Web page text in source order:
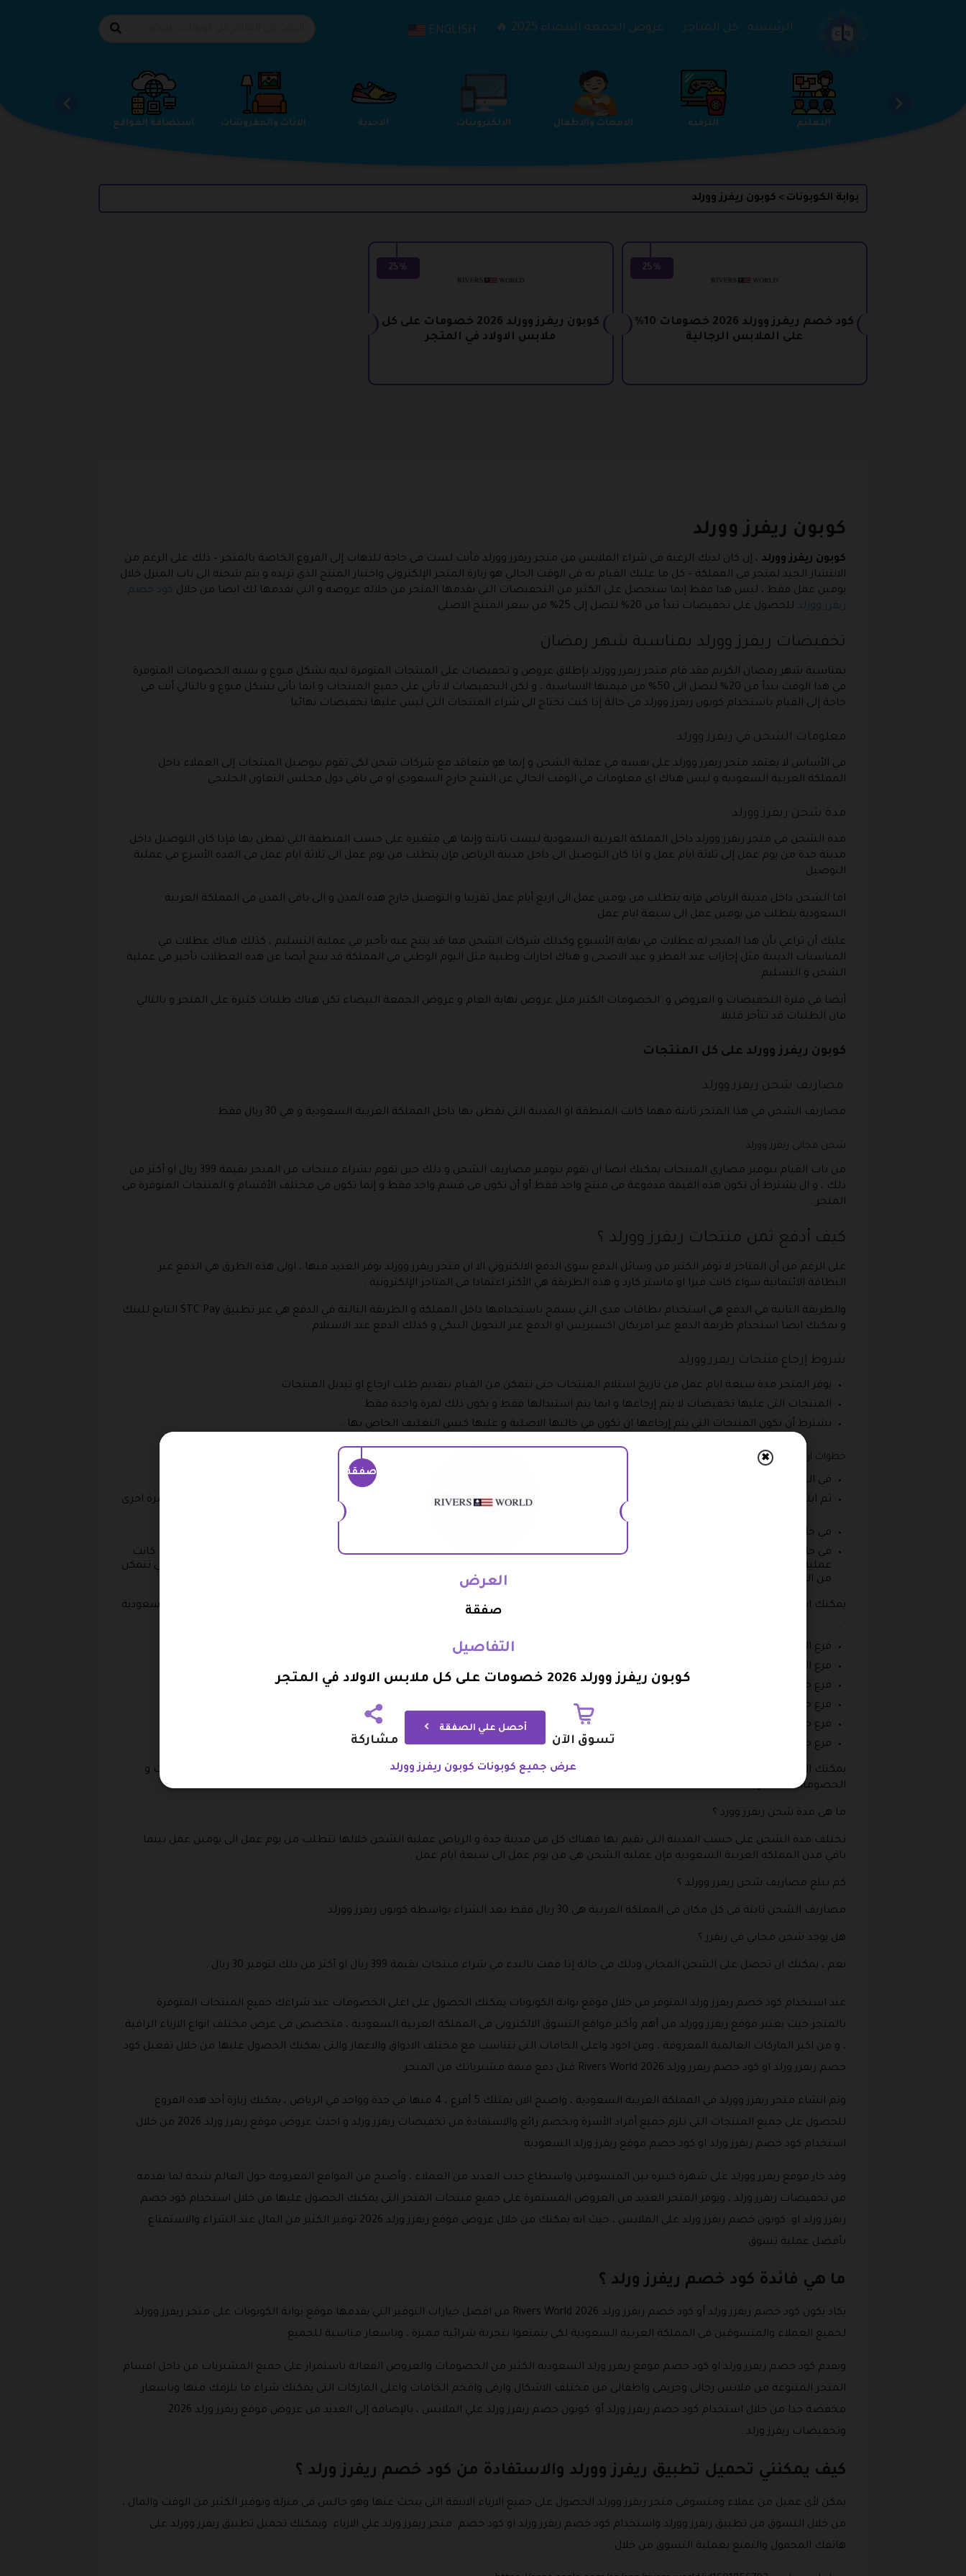
الرئيسية كل المتاجر عروض الجمعة البيضاء 2025 🔥 ENGLISH
استضافة المواقع الاثاث والمفروشات الاحذية الالكترونيات الامهات والاطفال الترفيه التعليم الجمال والعناية الخدمات
بوابة الكوبونات > كوبون ريفرز وورلد
25%
كود خصم ريفرز وورلد 2026 خصومات 10%
على الملابس الرجالية
25%
كوبون ريفرز وورلد 2026 خصومات على كل
ملابس الاولاد في المتجر
كوبون ريفرز وورلد
كوبون ريفرز وورلد ، إن كان لديك الرغبة في شراء الملابس من متجر ريفرز وورلد فأنت لست في حاجة للذهاب إلى الفروع الخاصة بالمتجر – ذلك على الرغم من
الانتشار الجيد لمتجر في المملكة – كل ما عليك القيام به في الوقت الحالي هو زيارة المتجر الإلكتروني واختيار المنتج الذي تريده و يتم شحنه الى باب المنزل خلال
يومين عمل فقط ، ليس هذا فقط إنما ستحصل على الكثير من التخفيضات التي يقدمها المتجر من خلاله عروضه و التي نقدمها لك ايضا من خلال كود خصم
ريفرز وورلد للحصول على تخفيضات تبدأ من 20% لتصل إلى 25% من سعر المنتج الاصلي .
تخفيضات ريفرز وورلد بمناسبة شهر رمضان
بمناسبة شهر رمضان الكريم فقد قام متجر ريفرز وورلد بإطلاق عروض و تخفيضات على المنتجات المتوفرة لديه بشكل منوع و نسبة الخصومات المتوفرة
في هذا الوقت تبدأ من 20% لتصل الى 50% من قيمتها الاساسية ، و لكن التخفيضات لا تأتي على جميع المنتجات و انما تأتي بشكل منوع و بالتالي أنت في
حاجة إلى القيام باستخدام كوبون ريفرز وورلد في حالة إذا كنت تحتاج الى شراء المنتجات التي ليس عليها تخفيضات نهائيا .
معلومات الشحن في ريفرز وورلد
في الأساس لا يعتمد متجر ريفرز وورلد على نفسه في عملية الشحن و إنما هو متعاقد مع شركات شحن لكي تقوم بتوصيل المنتجات إلى العملاء داخل
المملكة العربية السعودية و ليس هناك اي معلومات في الوقت الحالي عن الشح خارج السعودي او في باقي دول مجلس التعاون الخليجي .
مدة شحن ريفرز وورلد
مدة الشحن في متجر ريفرز وورلد داخل المملكة العربية السعودية ليست ثابتة وإنما هي متغيرة على حسب المنطقة التي تقطن بها فإذا كان التوصيل داخل
مدينة جدة من يوم عمل إلى ثلاثة ايام عمل و اذا كان التوصيل الى داخل مدينة الرياض فإن يتطلب من يوم عمل الى ثلاثة ايام عمل في المدة الأسرع في عملية
التوصيل .
اما الشحن داخل مدينة الرياض فإنه يتطلب من يومين عمل الى اربع أيام عمل تقريبا و التوصيل خارج هذه المدن و الى باقي المدن في المملكة العربية
السعودية يتطلب من يومين عمل الى سبعة ايام عمل .
عليك أن تراعي بأن هذا المتجر له عطلات في نهاية الأسبوع وكذلك شركات الشحن مما قد ينتج عنه تأخير في عملية التسليم ، كذلك هناك عطلات في
المناسبات الدينية مثل إجازات عيد الفطر و عيد الاضحى و هناك اجازات وطنية مثل اليوم الوطني في المملكة قد ينتج أيضا عن هذه العطلات تأخير في عملية
الشحن و التسليم .
أيضا في فترة التخفيضات و العروض و الخصومات الكثير مثل عروض نهاية العام و عروض الجمعة البيضاء تكن هناك طلبات كثيرة على المتجر و بالتالي
فان الطلبات قد تتأخر قليلا .
كوبون ريفرز وورلد على كل المنتجات
مصاريف شحن ريفرز وورلد
مصاريف الشحن في هذا المتجر ثابتة مهما كانت المنطقة او المدينة التي تقطن بها داخل المملكة العربية السعودية و هي 30 ريال فقط .
شحن مجاني ريفرز وورلد
من باب القيام بتوفير مصاري المنتجات يمكنك ايضا ان تقوم بتوفير مصاريف الشحن و ذلك حين تقوم بشراء منتجات من المتجر بقيمة 399 ريال او أكثر من
ذلك ، و ال يشترط أن تكون هذه القيمة مدفوعة في منتج واحد فقط أو أن تكون في قسم واحد فقط و إنما تكون في مختلف الأقسام و المنتجات المتوفرة في
المتجر .
كيف أدفع ثمن منتجات ريفرز وورلد ؟
على الرغم من أن المتاجر لا توفر الكثير من وسائل الدفع سوى الدفع الالكتروني الا ان متجر ريفرز وورلد يوفر العديد منها ، اولى هذه الطرق هي الدفع عبر
البطاقة الائتمانية سواء كانت فيزا او ماستر كارد و هذه الطريقة هي الأكثر اعتمادا في المتاجر الإلكترونية .
والطريقة الثانية في الدفع هي استخدام بطاقات مدى التي يسمح باستخدامها داخل المملكة و الطريقة الثالثة في الدفع هي عبر تطبيق STC Pay التابع للبنك
و يمكنك ايضا استخدام طريقة الدفع عبر امريكان اكسبريس او الدفع عبر التحويل البنكي و كذلك الدفع عند الاستلام .
شروط إرجاع منتجات ريفرز وورلد
يوفر المتجر مدة سبعة ايام عمل من تاريخ استلام المنتجات حتى تتمكن من القيام بتقديم طلب ارجاع او تبديل المنتجات .
المنتجات التي عليها تخفيضات لا يتم إرجاعها و انما يتم استبدالها فقط و يكون ذلك لمرة واحدة فقط .
يشترط أن تكون المنتجات التي يتم إرجاعها ان تكون في حالتها الاصلية و عليها كيس التغليف الخاص بها .
خطوات ارجاع منتجات ريفرز وورلد
في البداية عليك ان تقوم بالتواصل مع خدمة عملاء ريفرز وورلد و ذلك إما من خلال البريد الالكتروني أو الاتصال بهم .
ثم ابلاغهم بالرغبة في إرجاع منتجات أو تبديلها ثم بعد ذلك تنتظر الموافقة لتقوم شركة شحن بالقدوم اليك و القيام بإرجاع المنتجات إلى المتجر مرة اخرى
.
في حالة إذا كانت المنتجات جيدة وتمت مراجعتها من قبل المتجر فإنه يتم رد القيمة المالية اليك مرة اخرى .
في حالة إذا كانت عملية الدفع قد تمت في الأساس من خلال الدفع الالكتروني فانه يتم المبلغ المدفوع مرة اخرى الى حسابك البنكي ، اما في حالة إذا كانت
عملية الدفع قد تمت في الأساس عن طريق ” الدفع عند الاستلام ” فسيتم رد القيمة المالية المدفوعة في شكل رصيد على حسابك على المتجر لكي تتمكن
من القيام باستخدامه مرة اخرى في اي عملية شراء قادمة .
يمكنك ايضا توفيرا للوقت ان تقوم بارجاع الملابس المستشارة الى اقرب فرع اليك و القائمة التالية لتشمل فروع ريفرز وورلد داخل المملكة العربية السعودية
:
فرع الشرقية يقع في الظهران مول من خلال بوابة 6 او بوابه 7 في الدور الأرضي مقابل كوتن .
فرع الرياض يقع في الحمرا مول في بوابة 6 من الدور الارضي يمن السلم الكهربائي .
فرع جدة في السلام مول في الدور الاول بوابة 5 بجوار اديداس .
فرع جدة في رد سي مول في الدور الاول بوابة 4 بجوار السلم الكهربي .
فرع جدة في مركز التحلية في الدور الأول بوابة رقم 1 بجوار الجوازات .
فرع جدة في الياسمين مول في الدور الأرضي بوابة رقم 1 ثاني ممر يسار او من خلال بوابة رقم 4 في ثاني ممر يمين .
يمكنك الآن الا ننتظر فترات العروض و التخفيضات و البدأ بشكل مباشر في القيام باستخدام كوبون ريفرز وورلد المتوفر لدينا للحصول على التخفيضات و
الخصومات المطلوبة .
ما هي مدة شحن ريفرز وورد ؟
تختلف مدة الشحن على حسب المدينة التي تقيم بها فهناك كل من مدينة جدة و الرياض عملية الشحن خلالها تتطلب من يوم عمل الى يومين عمل بينما
باقي مدن المملكة العربية السعودية فإن عملية الشحن هي من يوم عمل الى سبعة ايام عمل .
كم تبلغ مصاريف شحن ريفرز وورلد ؟
مصاريف الشحن ثابتة في كل مكان في المملكة العربية هي 30 ريال فقط بعد الشراء بواسطة كوبون ريفرز وورلد.
هل يوجد شحن مجاني في ريفرز ؟
نعم ، يمكنك ان تحصل على الشحن المجاني وذلك في حالة إذا قمت بالبدء في شراء منتجات بقيمة 399 ريال او أكثر من ذلك لتوفير 30 ريال .
عند استخدام كود خصم ريفرز ورلد المتوفر من خلال موقع بوابة الكوبونات يمكنك الحصول على اعلى الخصومات عند شراءك جميع المنتجات المتوفرة
بالمتجر حيث يعتبر موقع ريفرز وورلد من أهم وأكبر مواقع التسوق الالكترونى فى المملكة العربية السعودية ، متخصص فى عرض مختلف انواع الازياء الراقية
، و من اكبر الماركات العالمية المعروفة ، ومن اجود واعلى الخامات التى تتناسب مع مختلف الاذواق والاعمار والتى يمكنك الحصول عليها من خلال تفعيل كود
خصم ريفرز ورلد او كود خصم ريفرز ورلد 2026 Rivers World قبل دفع قيمة مشترياتك من المتجر .
وتم انشاء متجر ريفرز وورلد في المملكة العربية السعودية ، واصبح الان يمتلك 5 أفرع ، 4 منها في جدة وواحد في الرياض ، يمكنك زيارة أحد هذه الفروع
للحصول على جميع المنتجات التى تلزم جميع أفراد الأسرة وبخصم رائع والاستفادة من تخفيضات ريفرز ورلد و احدث عروض موقع ريفرز ورلد 2026 من خلال
استخدام كود خصم ريفرز ورلد او كود خصم موقع ريفرز ورلد السعودية .
وقد حاز موقع ريفرز وورلد على شهرة كبيرة بين المتسوقين واستطاع جذب العديد من العملاء ، وأصبح من المواقع المعروفة حول العالم نتيجة لما يقدمه
من تخفيضات ريفرز ورلد ، ويوفر المتجر العديد من العروض المستمرة على جميع منتجات المتجر التى يمكنك الحصول عليها من خلال استخدام كود خصم
ريفرز ورلد او كوبون خصم ريفرز ورلد علي الملابس ، حيث انه يمكنك من خلال عروض موقع ريفرز ورلد 2026 توفير الكثير من المال عند الشراء والاستمتاع
بأفضل عملية تسوق .
ما هي فائدة كود خصم ريفرز ورلد ؟
يكاد يكون كود خصم ريفرز ورلد أو كود خصم ريفرز ورلد 2026 Rivers World من افضل خيارات التوفير التي يقدمها موقع بوابة الكوبونات على متجر ريفرز وورلد
لجميع العملاء والمتسوقين فى المملكة العربية السعودية لكي يتمتعوا بتجربة شرائية مميزة ، وباسعار مناسبة للجميع .
ويقدم كود خصم ريفرز ورلد او كود خصم موقع ريفرز ورلد السعودية الكثير من الخصومات والعروض الفعالة باستمرار على جميع المشتريات من داخل اقسام
المتجر المتنوعة من ملابس رجالى وحريمى واطفالى من مختلف الاشكال وارقى وافخم الخامات واعلى الماركات التى يمكنك شراء ما يلزمك منها وباسعار
مخفضة جدا من خلال استخدام كود خصم ريفرز ورلد أو كوبون خصم ريفرز ورلد علي الملابس ، بالإضافة إلى العديد من عروض موقع ريفرز ورلد 2026
وتخفيضات ريفرز ورلد .
كيف يمكنني تحميل تطبيق ريفرز وورلد والاستفادة من كود خصم ريفرز ورلد ؟
يمكن لأي عميل من عملاء ومتسوقى متجر ريفرز وورلد الحصول على جميع الازياء الانيقة التى يبحث عنها وهو جالس فى منزلة وتوفير الكثير من الوقت والمال ،
من خلال التسوق من تطبيق ريفرز وورلد واستخدام كود خصم ريفرز ورلد او كود خصم متجر ريفرز ورلد علي الازياء .ويمكنك تحميل تطبيق ريفرز وورلد على
هاتفك المحمول والتمتع بعملية التسوق من خلال :
صفقة
✖
العرض
صفقة
التفاصيل
كوبون ريفرز وورلد 2026 خصومات على كل ملابس الاولاد في المتجر
تسوق الآن
أحصل علي الصفقة
مشاركة
عرض جميع كوبونات كوبون ريفرز وورلد